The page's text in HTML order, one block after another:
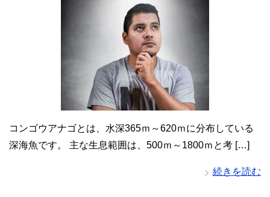
コンゴウアナゴとは、水深365ｍ～620ｍに分布している
深海魚です。 主な生息範囲は、500ｍ～1800ｍと考 […]
続きを読む